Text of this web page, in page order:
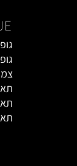
גופי
גופי
תאורת